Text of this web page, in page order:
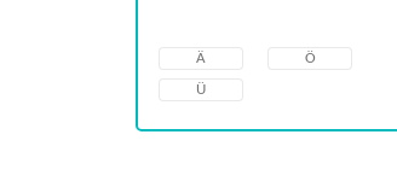
Ä
Ö
Ü